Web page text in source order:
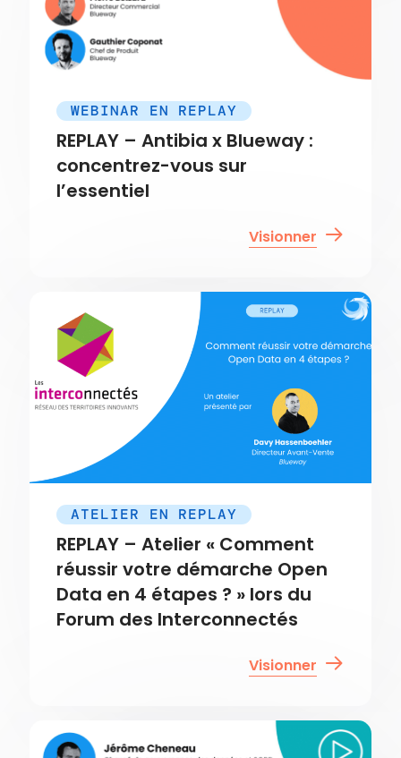
WEBINAR EN REPLAY
REPLAY – Antibia x Blueway :
concentrez-vous sur
l’essentiel
Visionner
ATELIER EN REPLAY
REPLAY – Atelier « Comment
réussir votre démarche Open
Data en 4 étapes ? » lors du
Forum des Interconnectés
Visionner